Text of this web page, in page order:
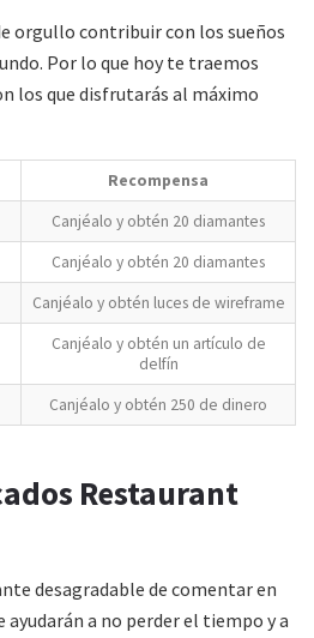
orgullo contribuir con los sueños
Por lo que hoy te traemos
los que disfrutarás al máximo
Recompensa
Canjéalo y obtén 20 diamantes
Canjéalo y obtén 20 diamantes
Canjéalo y obtén luces de wireframe
Canjéalo y obtén un artículo de
delfín
Canjéalo y obtén 250 de dinero
Restaurant
desagradable de comentar en
a no perder el tiempo y a